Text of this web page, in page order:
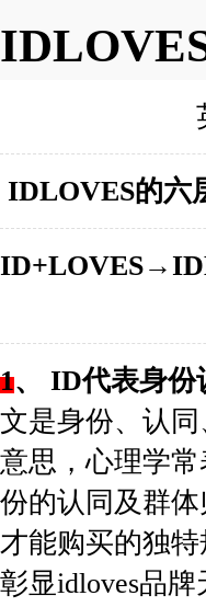
IDLOVES的六
ID+LOVES
1、
ID代表身份
文是身份、认
意思，心理学
份的认同及群
才能购买的独
彰显idloves品